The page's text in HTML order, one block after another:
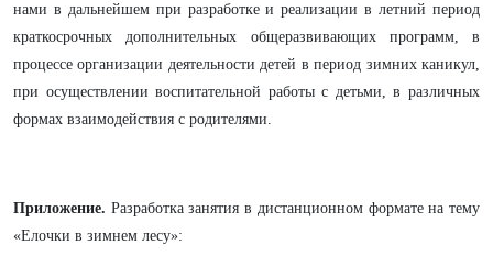
нами в дальнейшем при разработке и реализации в летний период
краткосрочных дополнительных общеразвивающих программ, в
процессе организации деятельности детей в период зимних каникул,
при осуществлении воспитательной работы с детьми, в различных
формах взаимодействия с родителями.
Приложение. Разработка занятия в дистанционном формате на тему
«Елочки в зимнем лесу»: